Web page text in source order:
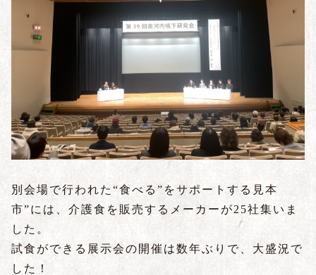
別会場で行われた“食べる”をサポートする見本
市”には、介護食を販売するメーカーが25社集いま
した。
試食ができる展示会の開催は数年ぶりで、大盛況で
した！